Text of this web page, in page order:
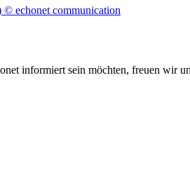
informiert sein möchten, freuen wir